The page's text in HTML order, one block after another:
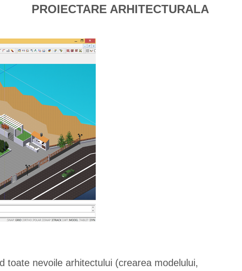
PROIECTARE ARHITECTURALA
toate nevoile arhitectului (crearea modelului,